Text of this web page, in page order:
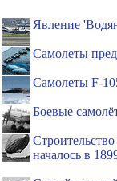
Явление
Самолеты
Самолеты F-
Боевые
началось в